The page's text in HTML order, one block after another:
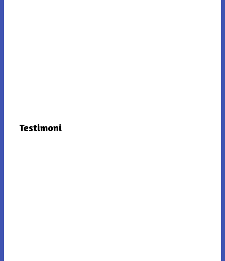
Testimoni